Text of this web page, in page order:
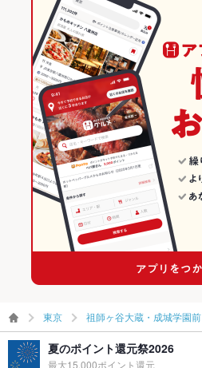
東京 祖師ヶ谷大蔵・成城学園前
夏のポイント還元祭2026
最大15,000ポイント還元